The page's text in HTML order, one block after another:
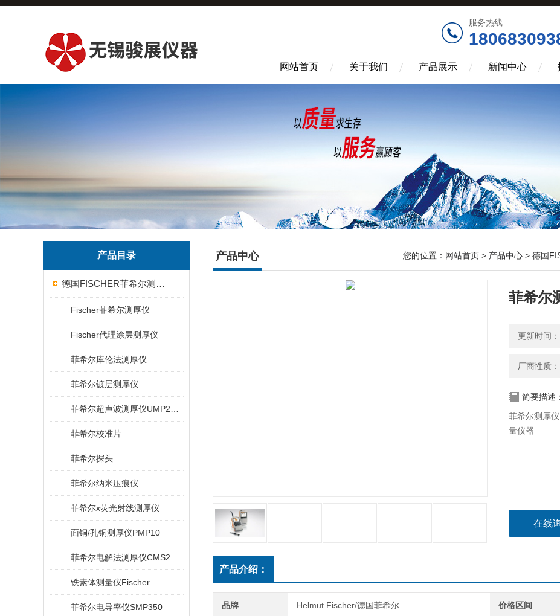
服务热线
网站首页 关于我们 产品展示 新闻中心
产品目录
德国FISCHER菲希尔测厚仪
Fischer菲希尔测厚仪
Fischer代理涂层测厚仪
菲希尔库伦法测厚仪
菲希尔镀层测厚仪
菲希尔校准片
菲希尔探头
菲希尔纳米压痕仪
菲希尔x荧光射线测厚仪
面铜/孔铜测厚仪PMP10
菲希尔电解法测厚仪CMS2
铁素体测量仪Fischer
菲希尔电导率仪SMP350
产品中心 您的位置： 网站首页 > 产品中心 > 德国
菲希尔
更新时间
厂商性质
简要描述：
菲希尔测厚
量仪器
在线
产品介绍：
品牌 Helmut Fischer/德国菲希尔 价格区间